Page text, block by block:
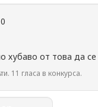
хубаво от това да
11 гласа в конкурса.